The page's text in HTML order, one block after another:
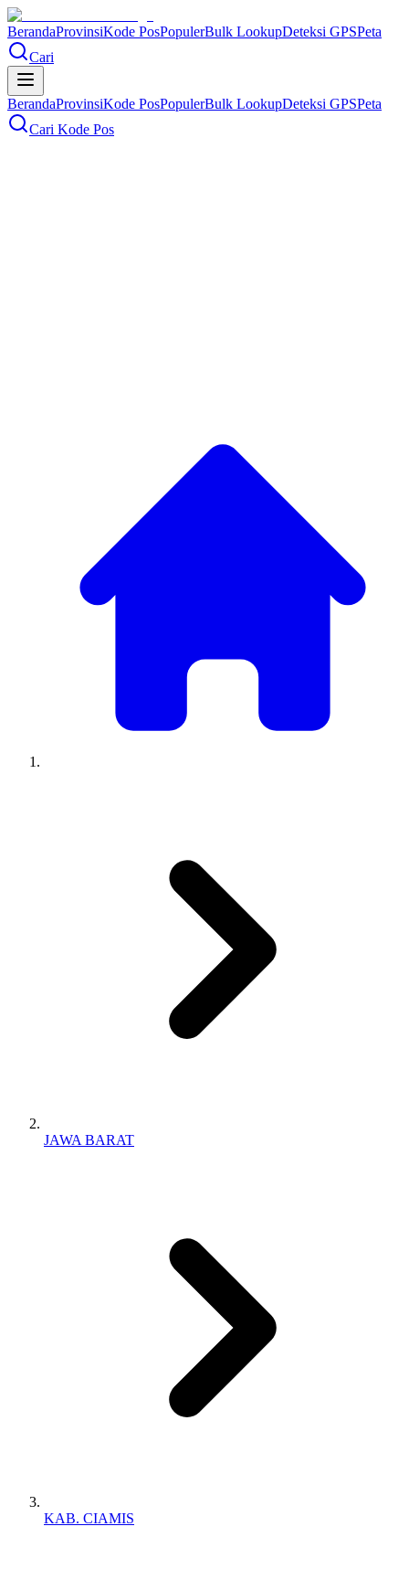
BerandaProvinsiKode PosPopulerBulk LookupDeteksi GPSPeta
Cari
BerandaProvinsiKode PosPopulerBulk LookupDeteksi GPSPeta
Cari Kode Pos
JAWA BARAT
KAB. CIAMIS